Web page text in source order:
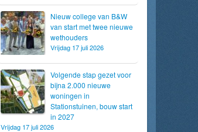
Nieuw college van B&W
van start met twee nieuwe
wethouders
Vrijdag 17 juli 2026
Volgende stap gezet voor
bijna 2.000 nieuwe
woningen in
Stationstuinen, bouw start
in 2027
Vrijdag 17 juli 2026